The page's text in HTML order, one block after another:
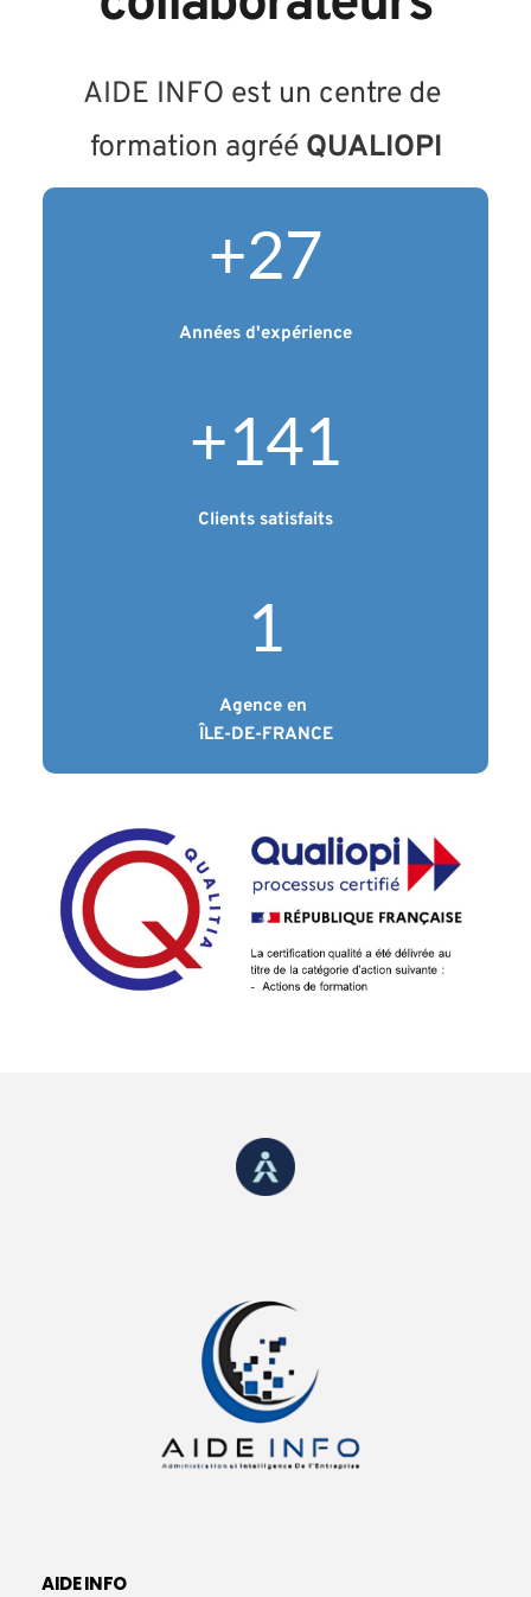
AIDE INFO est un centre de
formation agréé QUALIOPI
+27
Années d'expérience
+150
Clients satisfaits
1
Agence en
ÎLE-DE-FRANCE
AIDE INFO